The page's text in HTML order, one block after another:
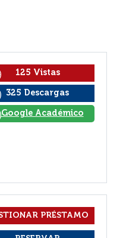
125 Vistas
325 Descargas
Google Académico